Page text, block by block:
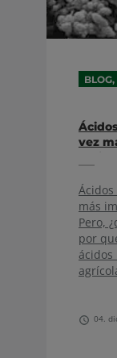
vez
más
Pero,
por
ácidos
04.